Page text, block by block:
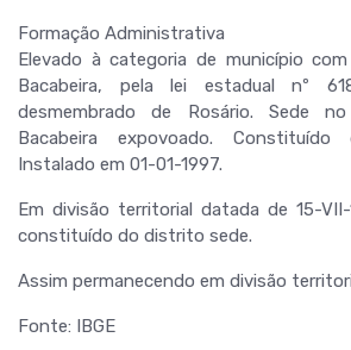
Formação Administrativa
Elevado à categoria de município
Bacabeira, pela lei estadual nº
desmembrado de Rosário. Sede
Bacabeira expovoado.
Instalado em 01-01-1997.
Em divisão territorial datada de 15-
constituído do distrito sede.
Assim permanecendo em divisão
Fonte: IBGE